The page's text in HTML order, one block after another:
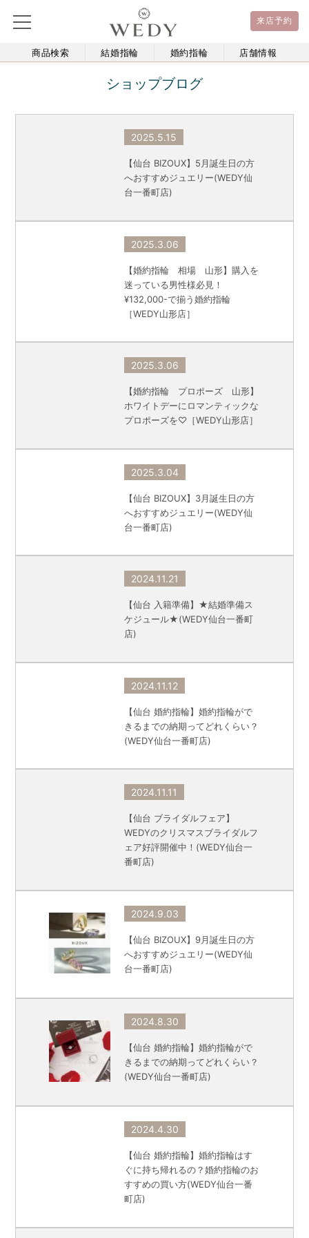
来店予約
商品検索 結婚指輪 婚約指輪 店舗情報
ショップブログ
2025.5.15
【仙台 BIZOUX】5月誕生日の方
へおすすめジュエリー(WEDY仙
台一番町店)
2025.3.06
【婚約指輪 相場 山形】購入を
迷っている男性様必見！
¥132,000-で揃う婚約指輪
［WEDY山形店］
2025.3.06
【婚約指輪 プロポーズ 山形】
ホワイトデーにロマンティックな
プロポーズを♡［WEDY山形店］
2025.3.04
【仙台 BIZOUX】3月誕生日の方
へおすすめジュエリー(WEDY仙
台一番町店)
2024.11.21
【仙台 入籍準備】★結婚準備ス
ケジュール★(WEDY仙台一番町
店)
2024.11.12
【仙台 婚約指輪】婚約指輪がで
きるまでの納期ってどれくらい？
(WEDY仙台一番町店)
2024.11.11
【仙台 ブライダルフェア】
WEDYのクリスマスブライダルフ
ェア好評開催中！(WEDY仙台一
番町店)
2024.9.03
【仙台 BIZOUX】9月誕生日の方
へおすすめジュエリー(WEDY仙
台一番町店)
2024.8.30
【仙台 婚約指輪】婚約指輪がで
きるまでの納期ってどれくらい？
(WEDY仙台一番町店)
2024.4.30
【仙台 婚約指輪】婚約指輪はす
ぐに持ち帰れるの？婚約指輪のお
すすめの買い方(WEDY仙台一番
町店)